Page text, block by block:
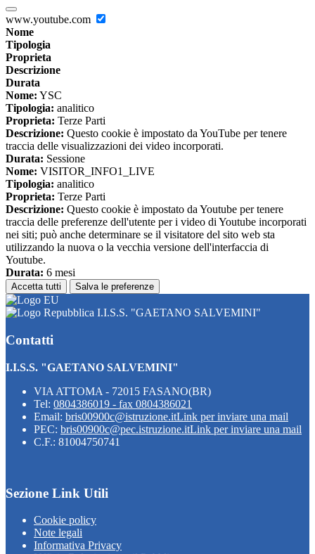
www.youtube.com
Nome
Tipologia
Proprieta
Descrizione
Durata
Nome: YSC
Tipologia: analitico
Proprieta: Terze Parti
Descrizione: Questo cookie è impostato da YouTube per tenere
traccia delle visualizzazioni dei video incorporati.
Durata: Sessione
Nome: VISITOR_INFO1_LIVE
Tipologia: analitico
Proprieta: Terze Parti
Descrizione: Questo cookie è impostato da Youtube per tenere
traccia delle preferenze dell'utente per i video di Youtube incorporati
nei siti; può anche determinare se il visitatore del sito web sta
utilizzando la nuova o la vecchia versione dell'interfaccia di
Youtube.
Durata: 6 mesi
Accetta tutti Salva le preferenze
I.I.S.S. "GAETANO SALVEMINI"
Contatti
I.I.S.S. "GAETANO SALVEMINI"
VIA ATTOMA - 72015 FASANO(BR)
Tel: 0804386019 - fax 0804386021
Email: bris00900c@istruzione.itLink per inviare una mail
PEC: bris00900c@pec.istruzione.itLink per inviare una mail
C.F.: 81004750741
Sezione Link Utili
Cookie policy
Note legali
Informativa Privacy